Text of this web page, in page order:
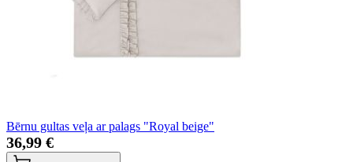
Bērnu gultas veļa ar palags "Royal beige"
36,99 €